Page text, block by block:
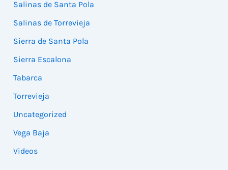
Salinas de Santa Pola
Salinas de Torrevieja
Sierra de Santa Pola
Sierra Escalona
Tabarca
Torrevieja
Uncategorized
Vega Baja
Videos